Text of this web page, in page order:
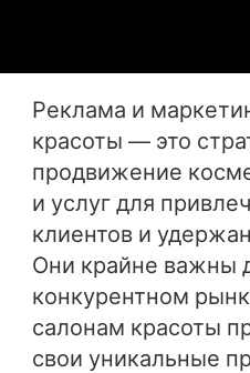
Реклама и
красоты — это
продвижение
и услуг для
клиентов и
Они крайне важны
конкурентном
салонам красоты
свои уникальные